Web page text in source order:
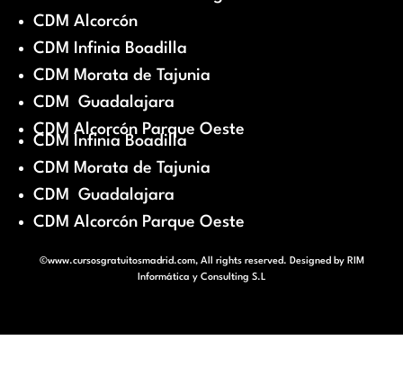
CDM Alcorcón
CDM Infinia Boadilla
CDM Morata de Tajunia
CDM Guadalajara
CDM Alcorcón Parque Oeste
CDM Infinia Boadilla
CDM Morata de Tajunia
CDM Guadalajara
CDM Alcorcón Parque Oeste
©www.cursosgratuitosmadrid.com, All rights reserved. Designed by RIM
Informática y Consulting S.L